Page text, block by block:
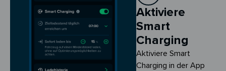
Aktiviere
Smart
Charging
Aktiviere Smart
Charging in der App